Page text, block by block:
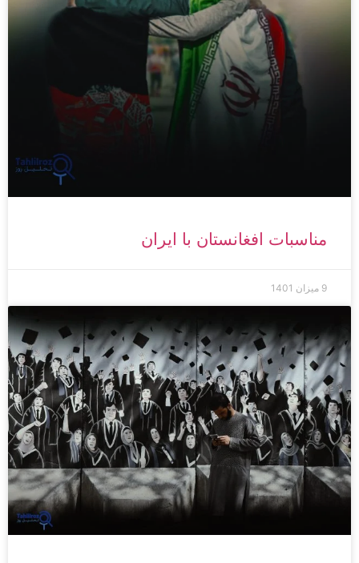
مناسبات افغانستان با ایران
9 میزان 1401